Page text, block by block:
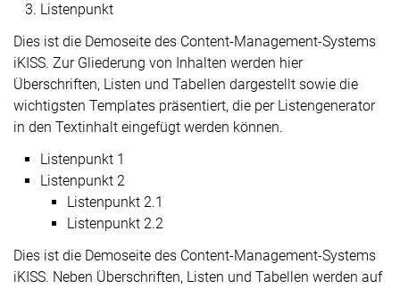
Listenpunkt
Dies ist die Demoseite des Content-Management-Systems
iKISS. Zur Gliederung von Inhalten werden hier
Überschriften, Listen und Tabellen dargestellt sowie die
wichtigsten Templates präsentiert, die per Listengenerator
in den Textinhalt eingefügt werden können.
Listenpunkt 1
Listenpunkt 2
Listenpunkt 2.1
Listenpunkt 2.2
Dies ist die Demoseite des Content-Management-Systems
iKISS. Neben Überschriften, Listen und Tabellen werden auf